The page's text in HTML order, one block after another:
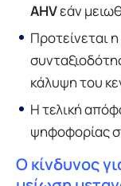
AHVεάν
Προτείνεται
κάλυψη του
Η τελική
ψηφοφορίας
Ο κίνδυνος